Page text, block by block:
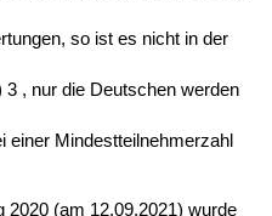
so ist es nicht in der
, nur die Deutschen werden
einer Mindestteilnehmerzahl
(am 12.09.2021) wurde